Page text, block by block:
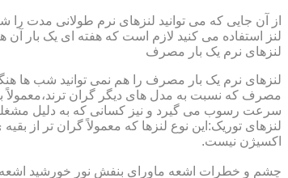
از آن جایی که می توانید لنزهای نرم طولانی مدت
لنز استفاده می کنید لازم است که هفته ای یک بار
لنزهای نرم یک بار مصرف
لنزهای نرم یک بار مصرف را هم نمی توانید شب ها
مصرف که نسبت به مدل های دیگر گران ترند،معمولاً
سرعت رسوب می گیرد و نیز کسانی که به دلیل
لنزهای توریک:این نوع لنزها که معمولاً گران تر از
اکسیژن نیست.